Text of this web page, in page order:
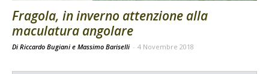
Fragola, in inverno attenzione alla
maculatura angolare
Di Riccardo Bugiani e Massimo Bariselli - 4 Novembre 2018